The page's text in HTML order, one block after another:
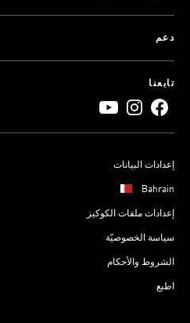
دعم
تابعنا
إعدادات البيانات
Bahrain
إعدادات ملفات الكوكيز
سياسة الخصوصيّة
الشروط والأحكام
اطبع